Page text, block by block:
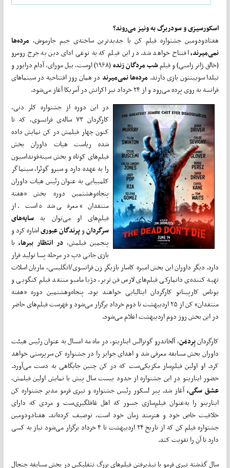
اسکورسیزی و سودربرگ به ونیز می‌روند؟
هفتاد‌و‌‌دومین جشنواره فیلم کن با جدیدترین ساخته‌ی جیم جارموش، مرده‌ها
نمی‌میرند،افتتاح خواهد شد. در این فیلم که به نوعی ادای دین‌ به جرج رومرو
(خالق ژانر زامبی) و فیلمشب مردگان زنده
(۱۹۶۸)‌ اوست، بیل مورای، آدام درایور و
تیلدا سویینتون بازی دارند.مرده‌ها نمی‌میرنددر همان روز افتتاحیه در سینماهای
فرانسه به روی پرده می‌رود و از ۲۴ خرداد نیز اکرانش در آمریکا آغاز می‌شود.
در این دوره از جشنواره کلر دنی،
کارگردان ۷۳ ساله‌ی فرانسوی، که تا
کنون چهار فیلمش در کن نمایش داده
شده ریاست هیات داوران بخش
فیلم‌های کوتاه و بخش سینه‌فونداسیون
را به عهده دارد و سیرو گوئرا، سینماگر
کلمبیایی به عنوان رئیس هیات داوران
پنجاه‌و‌هشتمین دوره بخش «هفته
منتقدان» معرفی شده است. از
فیلم‌های او می‌توان به سایه‌های
سرگردانوپرندگان عبوریاشاره کرد و
پنجمین فیلمش، در انتظار ببرها، با
بازی جانی دپ در مرحله پسا تولید قرار
دارد. دیگر داوران این بخش امیره کاسار بازیگر زن فرانسوی/انگلیسی، ماریان اسلات
تهیه کننده‌ی دانمارکی فیلم‌های لارس فن تریر، دژیا مامبو منتقد فیلم کنگویی و
یوناس کارپینانو کارگردان ایتالیایی خواهند بود. پنجاه‌و‌هشتمین دوره «هفته
منتقدان» کن از ۲۵ اردیبهشت تا دوم خرداد برگزار می‌شود و فهرست فیلم‌های حاضر
در این بخش روز دوم اردیبهشت اعلام می‌شود.
کارگردانبِردمَن، آلخاندرو گونزالس ایناریتو، در ماه مه امسال به عنوان رئیس هیئت
داوران بخش مسابقه معرفی شد و اهدای جوایز را در جشنواره کن سرپرستی خواهد
کرد. او اولین فیلم‌ساز مکزیکی‌ست که در کن چنین جایگاهی به دست می‌آورد.
حضور ایناریتو در این جشنواره از حدود بیست سال پیش با نمایش اولین فیلمش،
عشق سگی،آغاز شد. پیر لسکور رئیس جشنواره و تیری فرمو مدیر جشنواره کن
ایناریتو را به‌عنوان فیلم‌سازی جسور که اهل غافلگیری‌ست و مردی که دارای
خلاقیت خاص خود و هنرمند زمان خود است، توصیف کرده‌اند. هفتادودومین
جشنواره فیلم کن که از تاریخ ۲۴ اردیبهشت تا ۴ خرداد برگزار می‌شود نیاز به کسی
دارد تا آن را تقویت کند.
سال گذشته تیری فرمو با نپذیرفتن فیلم‌های بزرگ نتفلیکس در بخش مسابقه جنجال